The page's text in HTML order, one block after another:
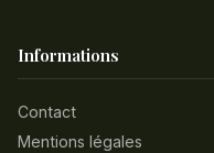
Informations
Contact
Mentions légales